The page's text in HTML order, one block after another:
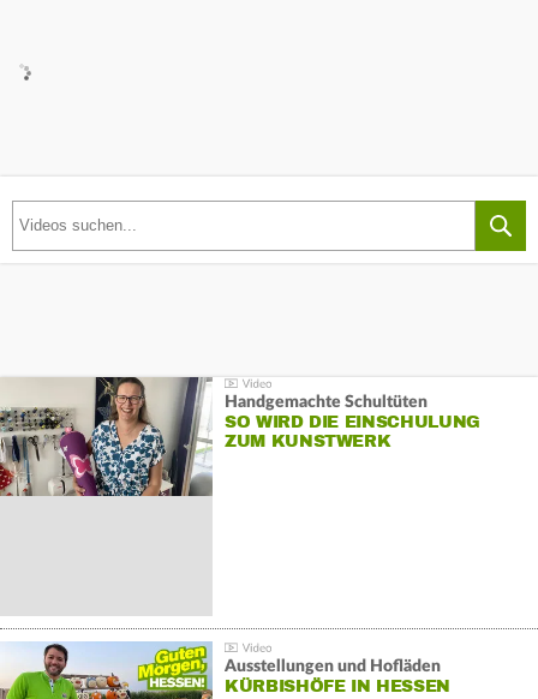
Handgemachte Schultüten
SO WIRD DIE EINSCHULUNG
ZUM KUNSTWERK
Ausstellungen und Hofläden
KÜRBISHÖFE IN HESSEN